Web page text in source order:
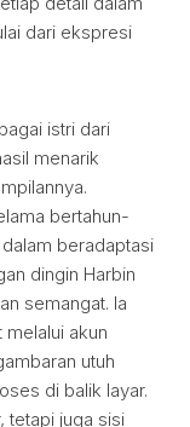
dari ekspresi
istri dari
menarik
bertahun-
beradaptasi
dingin Harbin
semangat. Ia
akun
utuh
di balik layar.
tetapi juga sisi